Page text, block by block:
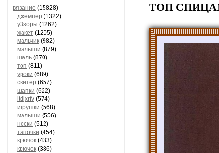
вязание (15828)
джемпер (1322)
у3зоры (1262)
жакет (1205)
мальчик (982)
малыши (879)
шаль (870)
топ (811)
уроки (689)
свитер (657)
шапки (622)
ltdjxrfv (574)
игрушки (568)
малыши (556)
носки (512)
тапочки (454)
крючок (433)
крючок (386)
ТОП